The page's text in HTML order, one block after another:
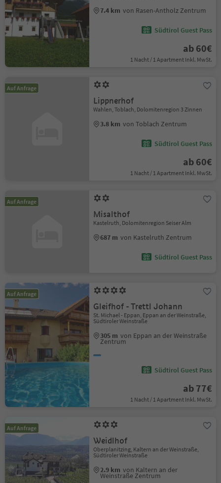
7.4 km von Rasen-Antholz Zentrum
Südtirol Guest Pass
ab 60€
1 Nacht / 1 Apartment Inkl. MwSt.
Auf Anfrage
Lippnerhof
Wahlen, Toblach, Dolomitenregion 3 Zinnen
3.8 km von Toblach Zentrum
Südtirol Guest Pass
ab 60€
1 Nacht / 1 Apartment Inkl. MwSt.
Auf Anfrage
Misalthof
Kastelruth, Dolomitenregion Seiser Alm
687 m von Kastelruth Zentrum
Südtirol Guest Pass
Auf Anfrage
Gleifhof - Trettl Johann
St. Michael - Eppan, Eppan an der Weinstraße,
Südtiroler Weinstraße
305 m von Eppan an der Weinstraße
Zentrum
Südtirol Guest Pass
ab 77€
1 Nacht / 1 Apartment Inkl. MwSt.
Auf Anfrage
Weidlhof
Oberplanitzing, Kaltern an der Weinstraße,
Südtiroler Weinstraße
2.9 km von Kaltern an der
Weinstraße Zentrum